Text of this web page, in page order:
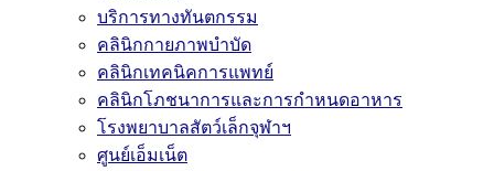
บริการทางทันตกรรม
คลินิกกายภาพบำบัด
คลินิกเทคนิคการแพทย์
คลินิกโภชนาการและการกำหนดอาหาร
โรงพยาบาลสัตว์เล็กจุฬาฯ
ศูนย์เอ็มเน็ต